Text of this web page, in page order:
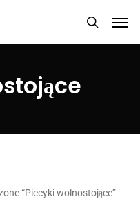
search
“Piecyki wolnostojące”
Close
Filters